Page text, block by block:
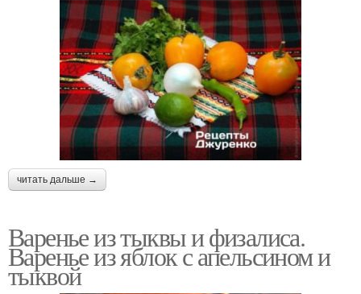
читать дальше →
Варенье из тыквы и физалиса.
Варенье из яблок с апельсином и
тыквой